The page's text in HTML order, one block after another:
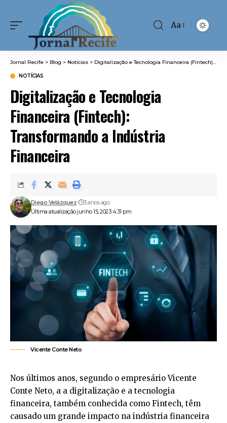
Font
Aa
Jornal Recife > Blog > Notícias > Digitalização e Tecnologia Financeira (Fintech): Transformando a Indústria Financeira
NOTÍCIAS
Digitalização e Tecnologia
Financeira (Fintech):
Transformando a Indústria
Financeira
Última atualização junho 15, 2023 4:31 pm
Diego Velázquez 3 anos ago
Vicente Conte Neto
Nos últimos anos, segundo o empresário Vicente
Conte Neto, a a digitalização e a tecnologia
financeira, também conhecida como Fintech, têm
causado um grande impacto na indústria financeira